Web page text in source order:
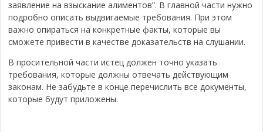
заявление на взыскание алиментов”. В главной части нужно
подробно описать выдвигаемые требования. При этом
важно опираться на конкретные факты, которые вы
сможете привести в качестве доказательств на слушании.
В просительной части истец должен точно указать
требования, которые должны отвечать действующим
законам. Не забудьте в конце перечислить все документы,
которые будут приложены.